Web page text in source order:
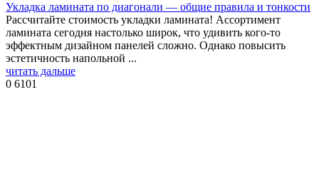
Укладка ламината по диагонали — общие правила и тонкости
Рассчитайте стоимость укладки ламината! Ассортимент
ламината сегодня настолько широк, что удивить кого-то
эффектным дизайном панелей сложно. Однако повысить
эстетичность напольной ...
читать дальше
0 6101